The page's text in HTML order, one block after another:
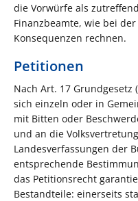
die Vorwürfe als
Finanzbeamte, wie bei
Konsequenzen rechnen.
Petitionen
Nach Art. 17 Grundgesetz
sich einzeln oder in
mit Bitten oder
und an die
Landesverfassungen der
entsprechende
das Petitionsrecht
Bestandteile: einerseits